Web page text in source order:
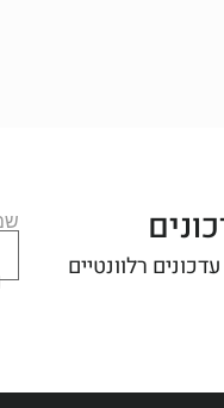
רלוונטיים